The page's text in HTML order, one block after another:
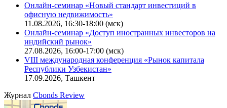
Онлайн-семинар «Новый стандарт инвестиций в
офисную недвижимость»
11.08.2026, 16:30-18:00 (мск)
Онлайн-семинар «Доступ иностранных инвесторов на
индийский рынок»
27.08.2026, 16:00-17:00 (мск)
VIII международная конференция «Рынок капитала
Республики Узбекистан»
17.09.2026, Ташкент
Журнал Cbonds Review